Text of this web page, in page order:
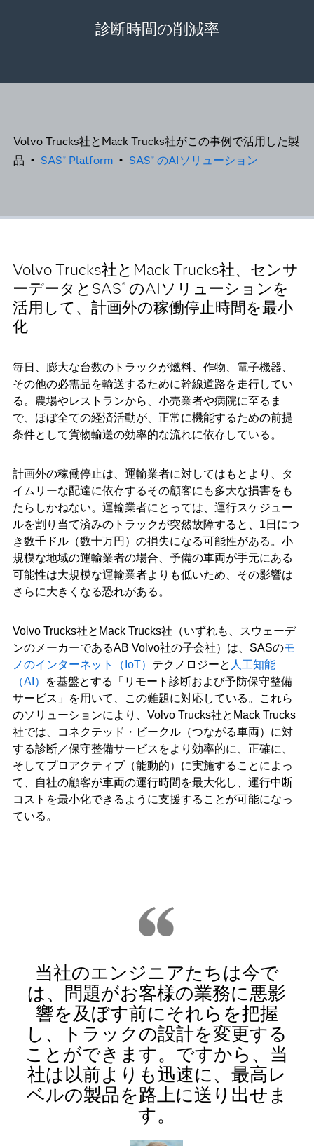
診断時間の削減率
Volvo Trucks社とMack Trucks社がこの事例で活用した製
品 • SAS ® Platform • SAS ® のAIソリューション
Volvo Trucks社とMack Trucks社、センサ
ーデータとSAS® のAIソリューションを
活用して、計画外の稼働停止時間を最小
化
毎日、膨大な台数のトラックが燃料、作物、電子機器、
その他の必需品を輸送するために幹線道路を走行してい
る。農場やレストランから、小売業者や病院に至るま
で、ほぼ全ての経済活動が、正常に機能するための前提
条件として貨物輸送の効率的な流れに依存している。
計画外の稼働停止は、運輸業者に対してはもとより、タ
イムリーな配達に依存するその顧客にも多大な損害をも
たらしかねない。運輸業者にとっては、運行スケジュー
ルを割り当て済みのトラックが突然故障すると、1日につ
き数千ドル（数十万円）の損失になる可能性がある。小
規模な地域の運輸業者の場合、予備の車両が手元にある
可能性は大規模な運輸業者よりも低いため、その影響は
さらに大きくなる恐れがある。
Volvo Trucks社とMack Trucks社（いずれも、スウェーデ
ンのメーカーであるAB Volvo社の子会社）は、SASのモ
ノのインターネット（IoT） テクノロジーと 人工知能
（AI）
を基盤とする「リモート診断および予防保守整備
サービス」を用いて、この難題に対応している。これら
のソリューションにより、Volvo Trucks社とMack Trucks
社では、コネクテッド・ビークル（つながる車両）に対
する診断／保守整備サービスをより効率的に、正確に、
そしてプロアクティブ（能動的）に実施することによっ
て、自社の顧客が車両の運行時間を最大化し、運行中断
コストを最小化できるように支援することが可能になっ
ている。
当社のエンジニアたちは今で
は、問題がお客様の業務に悪影
響を及ぼす前にそれらを把握
し、トラックの設計を変更する
ことができます。ですから、当
社は以前よりも迅速に、最高レ
ベルの製品を路上に送り出せま
す。